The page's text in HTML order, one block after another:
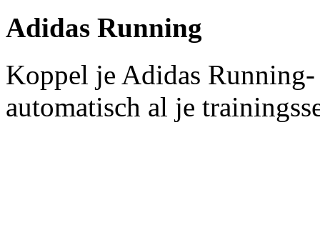
Adidas Running
Koppel je Adidas
automatisch al je